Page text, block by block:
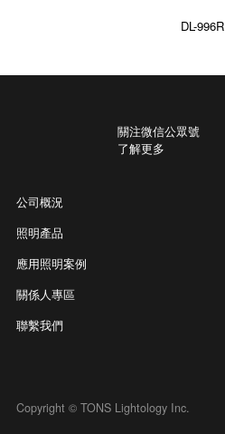
DL-996R
關注微信公眾號
了解更多
公司概況
照明產品
應用照明案例
關係人專區
聯繫我們
Copyright © TONS Lightology Inc.